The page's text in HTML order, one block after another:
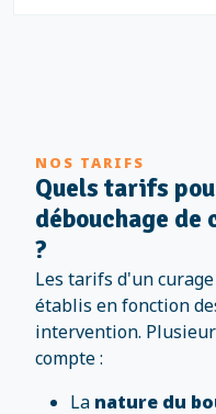
NOS TARIFS
Quels tarifs
débouchage
?
Les tarifs d'un
établis en fonction
intervention.
compte :
La nature du